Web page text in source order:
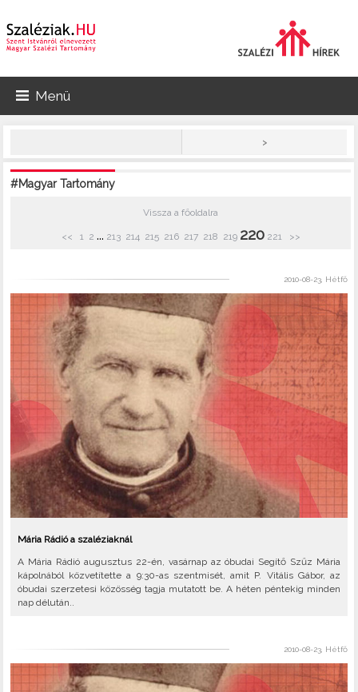
Menü
>
#Magyar Tartomány
Vissza a főoldalra
<< 1 2 ... 213 214 215 216 217 218 219 220 221 >>
2010-08-23, Hétfő
Mária Rádió a szaléziaknál
A Mária Rádió augusztus 22-én, vasárnap az óbudai Segítő Szűz Mária
kápolnából közvetítette a 9:30-as szentmisét, amit P. Vitális Gábor, az
óbudai szerzetesi közösség tagja mutatott be. A héten péntekig minden
nap délután..
2010-08-23, Hétfő